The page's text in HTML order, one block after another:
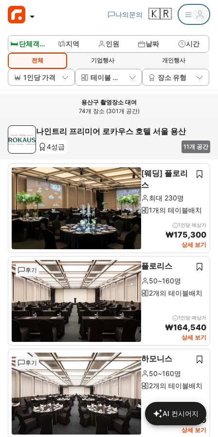
나의문의 🇰🇷
🛏️ 단체객실보기 지역 인원 날짜 시간
전체 기업행사 개인행사
1인당 가격 테이블 배치 장소 유형
용산구 촬영장소 대여
74개 장소 (301개 공간)
나인트리 프리미어 로카우스 호텔 서울 용산
4성급 11개 공간
[웨딩] 플로리
스
최대 230명
1개의 테이블배치
1인당 예상가
₩175,300
상세 보기
후기 플로리스
50~160명
2개의 테이블배치
1인당 예상가
₩164,540
상세 보기
후기 하모니스
50~160명
2개의 테이블배치
1인당 예상가
₩140,580
상세 보기
AI 컨시어지